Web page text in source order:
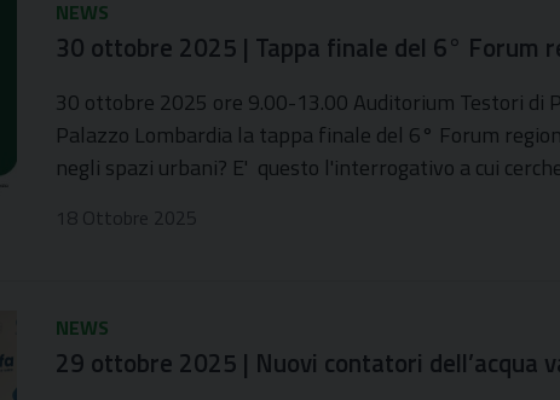
NEWS
30 ottobre 2025 | Tappa finale del 6° Forum
30 ottobre 2025 ore 9.00-13.00 Auditorium Testori di
Palazzo Lombardia la tappa finale del 6° Forum
negli spazi urbani? E' questo l'interrogativo a cui
18 Ottobre 2025
NEWS
29 ottobre 2025 | Nuovi contatori dell’acqua